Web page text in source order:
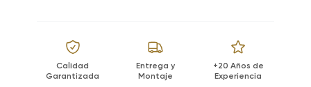
Calidad
Garantizada
Entrega y
Montaje
+20 Años de
Experiencia